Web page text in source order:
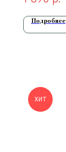
Подробнее
ХИТ